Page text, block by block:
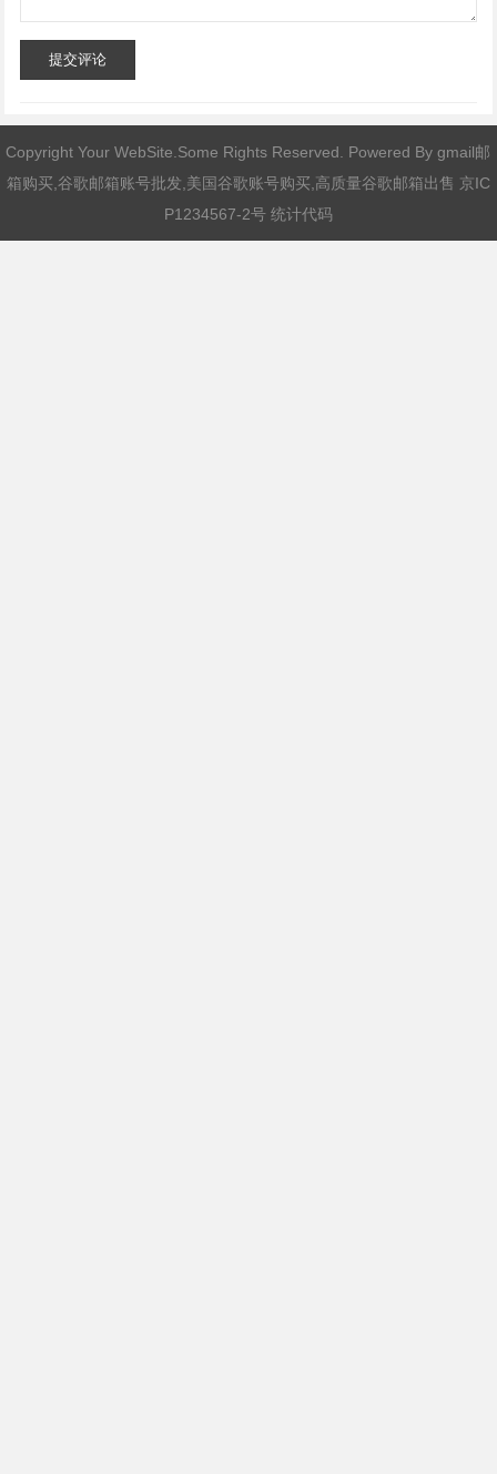
提交评论
Copyright Your WebSite.Some Rights Reserved. Powered Bygmail邮
箱购买,谷歌邮箱账号批发,美国谷歌账号购买,高质量谷歌邮箱出售 京IC
P1234567-2号 统计代码